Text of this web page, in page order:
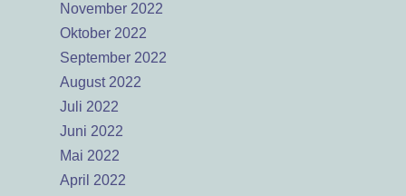
November 2022
Oktober 2022
September 2022
August 2022
Juli 2022
Juni 2022
Mai 2022
April 2022